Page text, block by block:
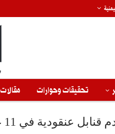
تحقيقات وحوارات مقالات
في 11 غارة شنها على حرض بحجة